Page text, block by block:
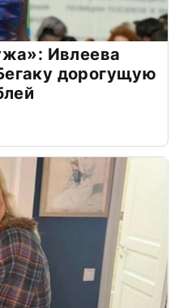
Ивлеева
дорогущую